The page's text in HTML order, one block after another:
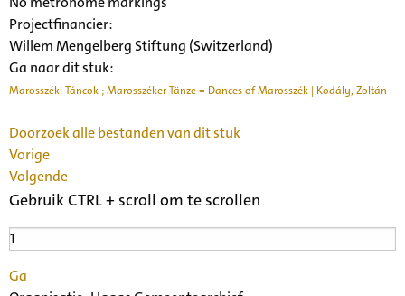
Projectfinancier:
Willem Mengelberg Stiftung (Switzerland)
Ga naar dit stuk:
Marosszéki Táncok ; Marosszéker Tänze = Dances of Marosszék | Kodály, Zoltán
Doorzoek alle bestanden van dit stuk
Vorige
Volgende
Gebruik CTRL + scroll om te scrollen
Ga